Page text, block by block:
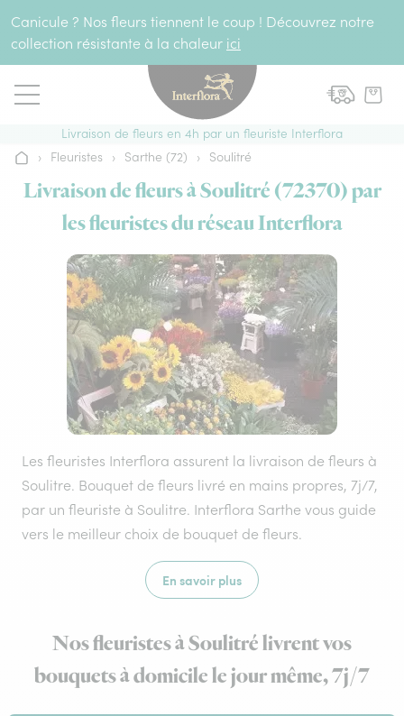
Canicule ? Nos fleurs tiennent le coup ! Découvrez notre
collection résistante à la chaleur ici
Livraison de fleurs en 4h par un fleuriste Interflora
Accueil
› Fleuristes › Sarthe (72) › Soulitré
Livraison de fleurs à Soulitré (72370) par
les fleuristes du réseau Interflora
Les fleuristes Interflora assurent la livraison de fleurs à
Soulitre. Bouquet de fleurs livré en mains propres, 7j/7,
par un fleuriste à Soulitre. Interflora Sarthe vous guide
vers le meilleur choix de bouquet de fleurs.
En savoir plus
Nos fleuristes à Soulitré livrent vos
bouquets à domicile le jour même, 7j/7